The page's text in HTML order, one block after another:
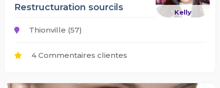
Kelly
Restructuration sourcils
Thionville (57)
4 Commentaires clientes